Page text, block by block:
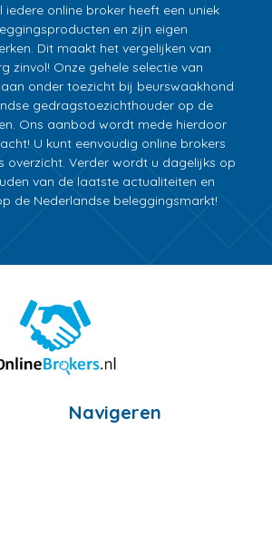
iedere online broker heeft een uniek
en zijn eigen
Dit maakt het vergelijken van
zinvol! Onze gehele selectie van
onder toezicht bij beurswaakhond
gedragstoezichthouder op de
Ons aanbod wordt mede hierdoor
U kunt eenvoudig online brokers
overzicht. Verder wordt u dagelijks op
van de laatste actualiteiten en
de Nederlandse beleggingsmarkt!
Navigeren